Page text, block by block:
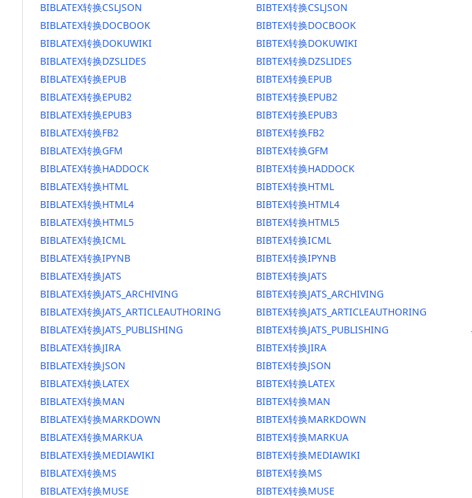
BIBLATEX转换CSLJSON
BIBLATEX转换DOCBOOK
BIBLATEX转换DOKUWIKI
BIBLATEX转换DZSLIDES
BIBLATEX转换EPUB
BIBLATEX转换EPUB2
BIBLATEX转换EPUB3
BIBLATEX转换FB2
BIBLATEX转换GFM
BIBLATEX转换HADDOCK
BIBLATEX转换HTML
BIBLATEX转换HTML4
BIBLATEX转换HTML5
BIBLATEX转换ICML
BIBLATEX转换IPYNB
BIBLATEX转换JATS
BIBLATEX转换JATS_ARCHIVING
BIBLATEX转换JATS_ARTICLEAUTHORING
BIBLATEX转换JATS_PUBLISHING
BIBLATEX转换JIRA
BIBLATEX转换JSON
BIBLATEX转换LATEX
BIBLATEX转换MAN
BIBLATEX转换MARKDOWN
BIBLATEX转换MARKUA
BIBLATEX转换MEDIAWIKI
BIBLATEX转换MS
BIBLATEX转换MUSE
BIBTEX转换CSLJSON
BIBTEX转换DOCBOOK
BIBTEX转换DOKUWIKI
BIBTEX转换DZSLIDES
BIBTEX转换EPUB
BIBTEX转换EPUB2
BIBTEX转换EPUB3
BIBTEX转换FB2
BIBTEX转换GFM
BIBTEX转换HADDOCK
BIBTEX转换HTML
BIBTEX转换HTML4
BIBTEX转换HTML5
BIBTEX转换ICML
BIBTEX转换IPYNB
BIBTEX转换JATS
BIBTEX转换JATS_ARCHIVING
BIBTEX转换JATS_ARTICLEAUTHORING
BIBTEX转换JATS_PUBLISHING
BIBTEX转换JIRA
BIBTEX转换JSON
BIBTEX转换LATEX
BIBTEX转换MAN
BIBTEX转换MARKDOWN
BIBTEX转换MARKUA
BIBTEX转换MEDIAWIKI
BIBTEX转换MS
BIBTEX转换MUSE